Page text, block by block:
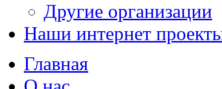
Другие организации
Наши интернет
Главная